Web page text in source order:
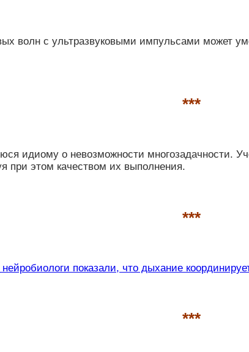
волн с ультразвуковыми импульсами может
***
идиому о невозможности многозадачности.
при этом качеством их выполнения.
***
показали, что дыхание
***